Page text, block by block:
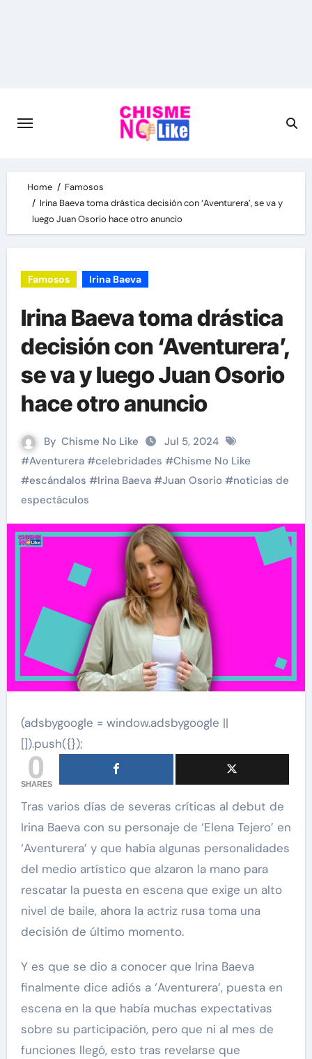
Home
Famosos
Irina Baeva toma drástica decisión con ‘Aventurera’, se va y
luego Juan Osorio hace otro anuncio
Famosos Irina Baeva
Irina Baeva toma drástica
decisión con ‘Aventurera’,
se va y luego Juan Osorio
hace otro anuncio
By Chisme No Like
Jul 5, 2024
#Aventurera#celebridades #Chisme No Like
#escándalos #Irina Baeva#Juan Osorio#noticias de
espectáculos
(adsbygoogle = window.adsbygoogle ||
[]).push({});
0
SHARES
Tras varios días de severas críticas al debut de
Irina Baeva con su personaje de ‘Elena Tejero’ en
‘Aventurera’ y que había algunas personalidades
del medio artístico que alzaron la mano para
rescatar la puesta en escena que exige un alto
nivel de baile, ahora la actriz rusa toma una
decisión de último momento.
Y es que se dio a conocer que Irina Baeva
finalmente dice adiós a ‘Aventurera’, puesta en
escena en la que había muchas expectativas
sobre su participación, pero que ni al mes de
funciones llegó, esto tras revelarse que